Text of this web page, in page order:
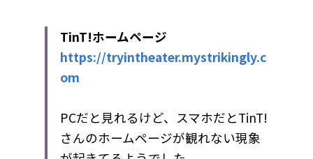
TinT!ホームページ
https://tryintheater.mystrikingly.c
om
PCだと見れるけど、スマホだとTinT!
さんのホームページが観れない現象